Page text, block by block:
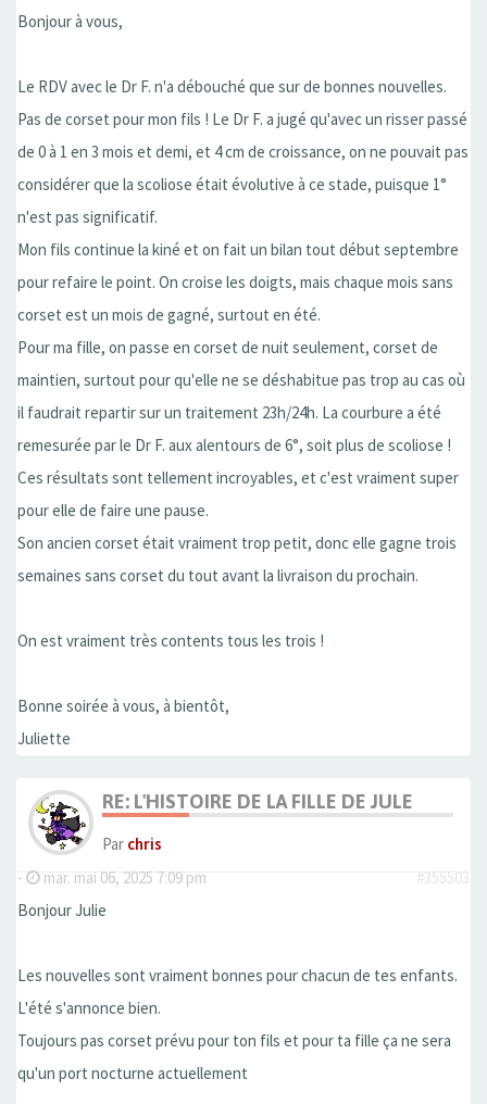
Bonjour à vous,
Le RDV avec le Dr F. n'a débouché que sur de bonnes nouvelles.
Pas de corset pour mon fils ! Le Dr F. a jugé qu'avec un risser passé
de 0 à 1 en 3 mois et demi, et 4 cm de croissance, on ne pouvait pas
considérer que la scoliose était évolutive à ce stade, puisque 1°
n'est pas significatif.
Mon fils continue la kiné et on fait un bilan tout début septembre
pour refaire le point. On croise les doigts, mais chaque mois sans
corset est un mois de gagné, surtout en été.
Pour ma fille, on passe en corset de nuit seulement, corset de
maintien, surtout pour qu'elle ne se déshabitue pas trop au cas où
il faudrait repartir sur un traitement 23h/24h. La courbure a été
remesurée par le Dr F. aux alentours de 6°, soit plus de scoliose !
Ces résultats sont tellement incroyables, et c'est vraiment super
pour elle de faire une pause.
Son ancien corset était vraiment trop petit, donc elle gagne trois
semaines sans corset du tout avant la livraison du prochain.
On est vraiment très contents tous les trois !
Bonne soirée à vous, à bientôt,
Juliette
RE: L'HISTOIRE DE LA FILLE DE JULE
Par chris
-
mar. mai 06, 2025 7:09 pm
#355503
Bonjour Julie
Les nouvelles sont vraiment bonnes pour chacun de tes enfants.
L'été s'annonce bien.
Toujours pas corset prévu pour ton fils et pour ta fille ça ne sera
qu'un port nocturne actuellement